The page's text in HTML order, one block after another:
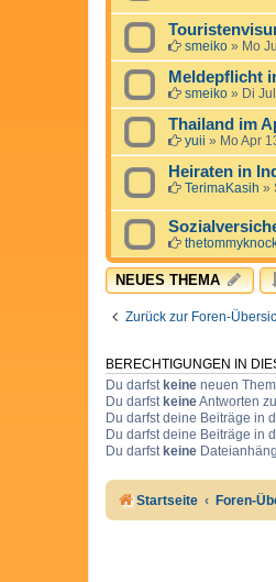
smeiko » Mo
Meldepflicht
smeiko » Di
Thailand im
yuii » Mo Apr
Heiraten in
TerimaKasih »
NEUES THEMA
Zurück zur Foren-
BERECHTIGUNGEN IN
Du darfstkeine neuen
Du darfstkeineAntworten
Du darfst deine Beiträge in
Du darfst deine Beiträge in
Du darfstkeine
Startseite Foren-